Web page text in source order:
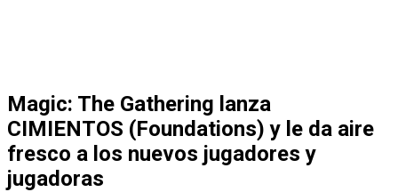
Magic: The Gathering lanza
CIMIENTOS (Foundations) y le da aire
fresco a los nuevos jugadores y
jugadoras